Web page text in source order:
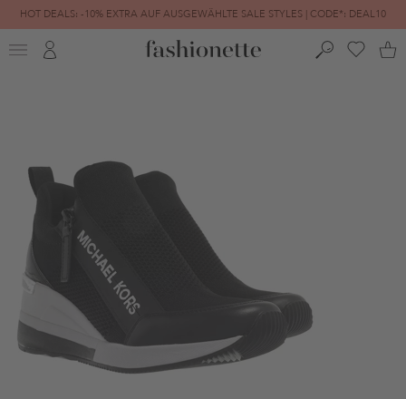
HOT DEALS: -10% EXTRA AUF AUSGEWÄHLTE SALE STYLES | CODE*: DEAL10
FINAL SALE | BIS ZU -80% REDUZIERT